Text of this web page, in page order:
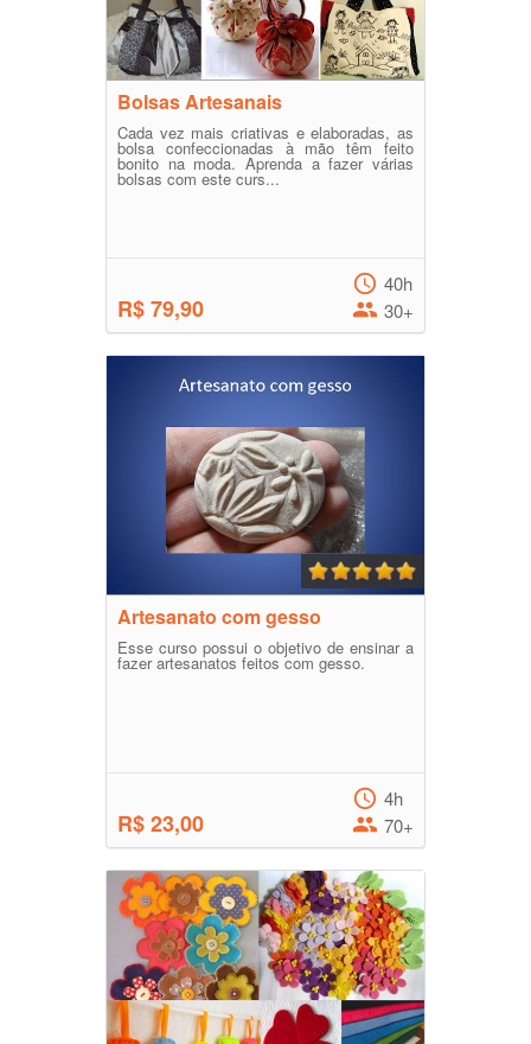
Bolsas Artesanais
Cada vez mais criativas e elaboradas, as
bolsa confeccionadas à mão têm feito
bonito na moda. Aprenda a fazer várias
bolsas com este curs...
R$ 79,90
40h
30+
Artesanato com gesso
Esse curso possui o objetivo de ensinar a
fazer artesanatos feitos com gesso.
R$ 23,00
4h
70+